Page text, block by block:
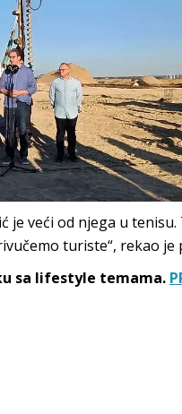
je veći od njega u
turiste“, rekao je
sa lifestyle temama.